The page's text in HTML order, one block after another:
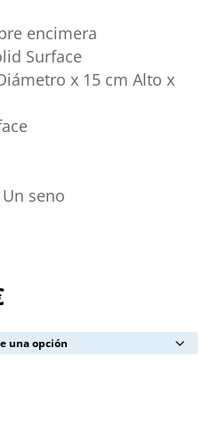
encimera
Surface
x 15 cm Alto x
seno